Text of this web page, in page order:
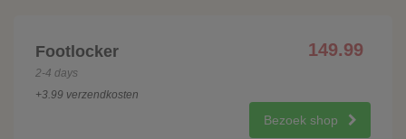
Footlocker 149.99
2-4 days
+3.99 verzendkosten
Bezoek shop